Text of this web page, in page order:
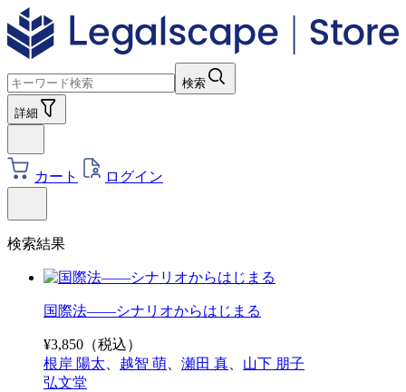
検索
詳細
カート ログイン
検索結果
国際法――シナリオからはじまる
¥3,850 （税込）
根岸 陽太
越智 萌 瀬田 真
山下 朋子
弘文堂